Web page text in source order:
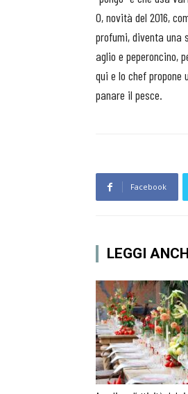
O, novità del 2016,
profumi, diventa una
aglio e peperoncino,
qui e lo chef propone
panare il pesce.
Facebook
LEGGI